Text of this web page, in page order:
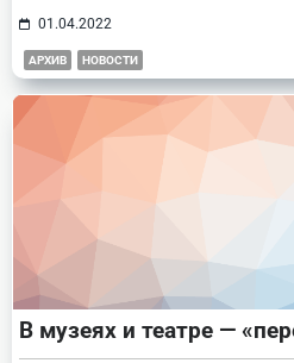
01.04.2022
АРХИВ НОВОСТИ
В музеях и театре —